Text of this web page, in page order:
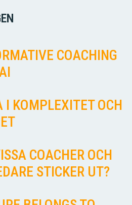
COACHING
KOMPLEXITET OCH
COACHER OCH
STICKER UT?